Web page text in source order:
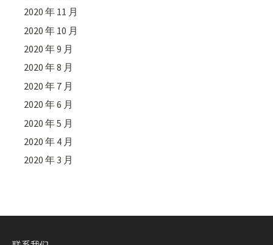
2020 年 11 月
2020 年 10 月
2020 年 9 月
2020 年 8 月
2020 年 7 月
2020 年 6 月
2020 年 5 月
2020 年 4 月
2020 年 3 月